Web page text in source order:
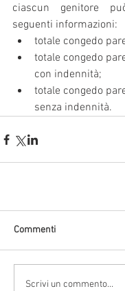
ciascun genitore
seguenti informazioni:
totale congedo
totale congedo
con indennità;
totale congedo
senza indennità.
Commenti
Scrivi un commento...